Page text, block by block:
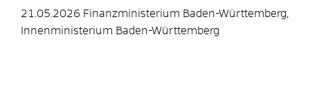
21.05.2026 Finanzministerium Baden-Württemberg,
Innenministerium Baden-Württemberg